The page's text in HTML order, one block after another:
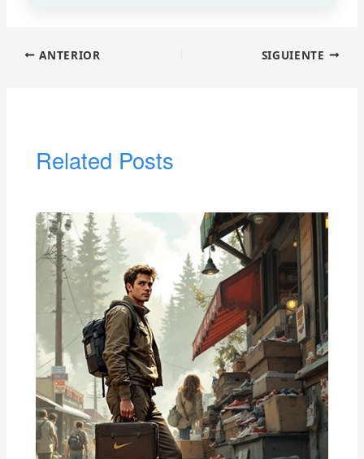
ANTERIOR SIGUIENTE
Related Posts